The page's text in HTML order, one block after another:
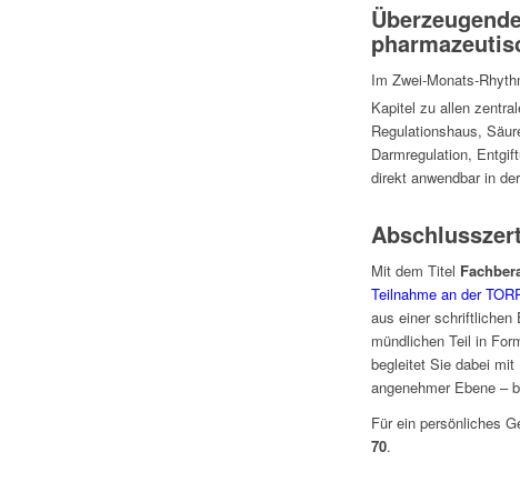
Im Zwei-Monats-
Kapitel zu allen
Regulationshaus,
Darmregulation,
direkt anwendbar in
Mit dem Titel
Teilnahme an der
aus einer schriftlichen
mündlichen Teil in
begleitet Sie dabei
angenehmer Ebene –
Für ein persönliches
70.